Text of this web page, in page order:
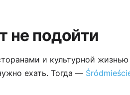
не подойти
и культурной
ехать. Тогда —